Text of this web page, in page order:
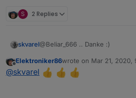
S 2 Replies
skvarel@Beliar_666 .. Danke :)
Genau so einfach soll es sein
Offline
Elektroniker86wrote on Mar 21, 2020,
last edited by
@skvarel